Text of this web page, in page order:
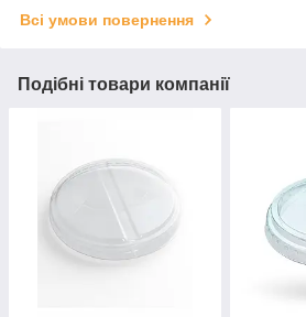
Всі умови повернення
Подібні товари компанії